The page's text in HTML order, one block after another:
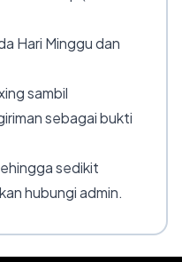
Hari Minggu dan
sambil
sebagai bukti
sedikit
hubungi admin.